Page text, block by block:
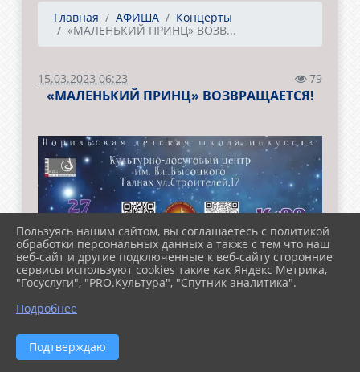
Главная АФИША
Концерты
«МАЛЕНЬКИЙ ПРИНЦ» ВОЗВ...
15.03.2023 06:23 79
«МАЛЕНЬКИЙ ПРИНЦ» ВОЗВРАЩАЕТСЯ!
Пользуясь нашим сайтом, вы соглашаетесь с политикой
обработки персональных данных а также с тем что наш
веб-сайт и другие подключенные к веб-сайту сторонние
сервисы используют cookies такие как Яндекс Метрика,
"Госуслуги", "PRO.Культура", "Спутник аналитика".
Подробнее
Подтверждаю